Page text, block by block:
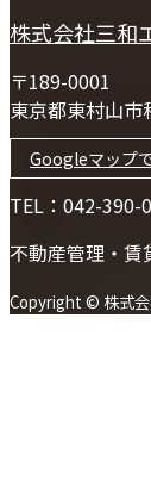
株式会社三和
〒189-0001
東京都東村山
Googleマップ
TEL：042-390-
不動産管理・
Copyright © 株式